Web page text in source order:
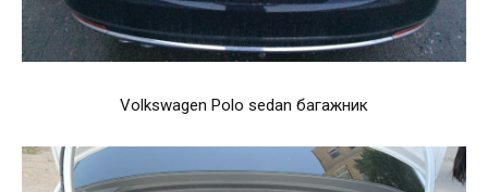
Volkswagen Polo sedan багажник